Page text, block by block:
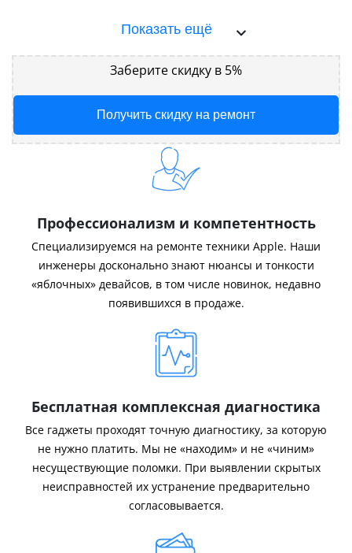
Показать ещё
Заберите скидку в 5%
Получить скидку на ремонт
Профессионализм и компетентность
Специализируемся на ремонте техники Apple. Наши
инженеры досконально знают нюансы и тонкости
«яблочных» девайсов, в том числе новинок, недавно
появившихся в продаже.
Бесплатная комплексная диагностика
Все гаджеты проходят точную диагностику, за которую
не нужно платить. Мы не «находим» и не «чиним»
несуществующие поломки. При выявлении скрытых
неисправностей их устранение предварительно
согласовывается.